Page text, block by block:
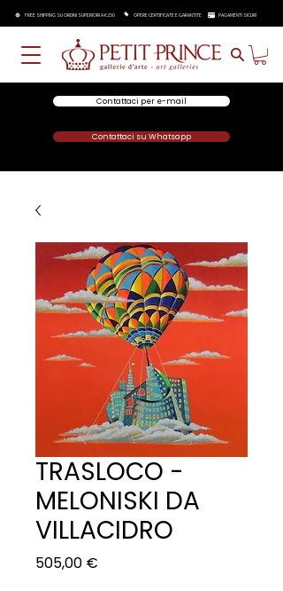
FREE SHIPPING SU ORDINI SUPERIORI A €250 OPERE CERTIFICATE E GARANTITE PAGAMENTI SICURI
Contattaci per e-mail
Contattaci su Whatsapp
TRASLOCO -
MELONISKI DA
VILLACIDRO
505,00 €